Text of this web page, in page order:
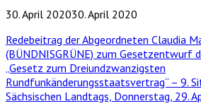
30. April 202030. April 2020
Redebeitrag der Abgeordneten Claudia
(BÜNDNISGRÜNE) zum Gesetzentwurf
„Gesetz zum Dreiundzwanzigsten
Rundfunkänderungsstaatsvertrag“ – 9.
Sächsischen Landtags, Donnerstag, 29.